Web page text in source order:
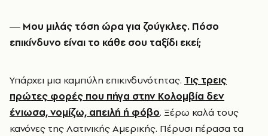
― Μου μιλάς τόση ώρα για ζούγκλες. Πόσο
επικίνδυνο είναι το κάθε σου ταξίδι εκεί;
Υπάρχει μια καμπύλη επικινδυνότητας. Τις τρεις
πρώτες φορές που πήγα στην Κολομβία δεν
ένιωσα, νομίζω, απειλή ή φόβο. Ξέρω καλά τους
κανόνες της Λατινικής Αμερικής. Πέρυσι πέρασα τα